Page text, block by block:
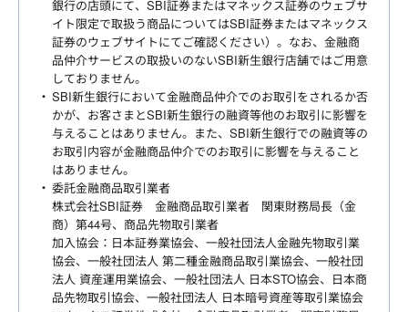
銀行の店頭にて、SBI証券またはマネックス証券のウェブサ
イト限定で取扱う商品についてはSBI証券またはマネックス
証券のウェブサイトにてご確認ください）。なお、金融商
品仲介サービスの取扱いのないSBI新生銀行店舗ではご用意
しておりません。
SBI新生銀行において金融商品仲介でのお取引をされるか否
かが、お客さまとSBI新生銀行の融資等他のお取引に影響を
与えることはありません。また、SBI新生銀行での融資等の
お取引内容が金融商品仲介でのお取引に影響を与えること
はありません。
委託金融商品取引業者
株式会社SBI証券 金融商品取引業者 関東財務局長（金
商）第44号、商品先物取引業者
加入協会：日本証券業協会、一般社団法人金融先物取引業
協会、一般社団法人 第二種金融商品取引業協会、一般社団
法人 資産運用業協会、一般社団法人 日本STO協会、日本商
品先物取引協会、一般社団法人 日本暗号資産等取引業協会